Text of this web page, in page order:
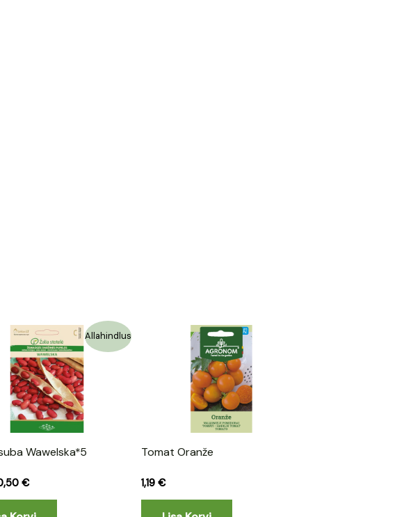
Allahindlus
Wawelska*5
Algne
hind
1,39 €.
€
Praegune
hind
on:
0,50 €.
Tomat Oranže
1,19 €